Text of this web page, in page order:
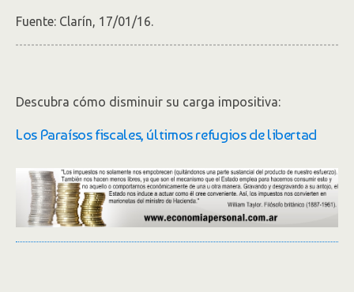
Fuente: Clarín, 17/01/16.
Descubra cómo disminuir su carga impositiva:
Los Paraísos fiscales, últimos refugios de libertad